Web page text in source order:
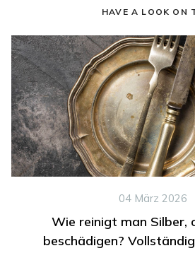
HAVE A LOOK ON
04 März 2026
Wie reinigt man Silber,
beschädigen?